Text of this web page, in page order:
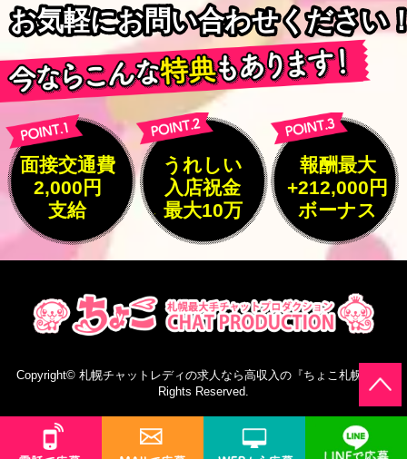
お気軽にお問い合わせください
お気軽にお問い合わせください
面接交通費
2,000円
支給
うれしい
入店祝金
最大10万
報酬最大
+212,000円
ボーナス
Copyright© 札幌チャットレディの求人なら高収入の『ちょこ札幌』
All
Rights Reserved.